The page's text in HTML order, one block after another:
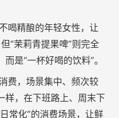
喝精酿的年轻女性，让
“茉莉青提果啤”则完全
是“一杯好喝的饮料”。
费，场景集中、频次较
样，在下班路上、周末下
常化”的消费场景，让鲜